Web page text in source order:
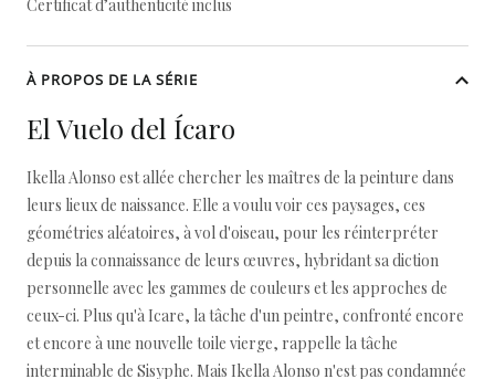
Certificat d’authenticité inclus
À PROPOS DE LA SÉRIE
El Vuelo del Ícaro
Ikella Alonso est allée chercher les maîtres de la peinture dans
leurs lieux de naissance. Elle a voulu voir ces paysages, ces
géométries aléatoires, à vol d'oiseau, pour les réinterpréter
depuis la connaissance de leurs œuvres, hybridant sa diction
personnelle avec les gammes de couleurs et les approches de
ceux-ci. Plus qu'à Icare, la tâche d'un peintre, confronté encore
et encore à une nouvelle toile vierge, rappelle la tâche
interminable de Sisyphe. Mais Ikella Alonso n'est pas condamnée